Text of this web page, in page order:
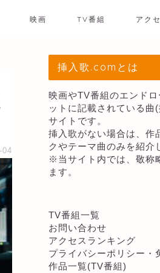
映画 TV番組 アク
挿入歌.comとは
映画やTV番組のエンド
ットに記載されている曲
サイトです。
挿入歌がない場合は、作
クやテーマ曲のみを紹介
※当サイト内では、敬称
ます。
TV番組一覧
お問い合わせ
アクセスランキング
プライバシーポリシー・
作品一覧(TV番組)